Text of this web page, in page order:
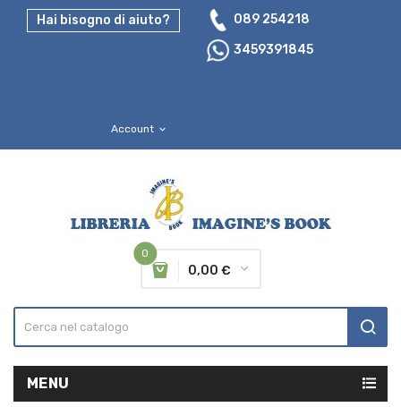
Hai bisogno di aiuto?
089 254218
3459391845
Account expand_more
0
0,00 €
MENU